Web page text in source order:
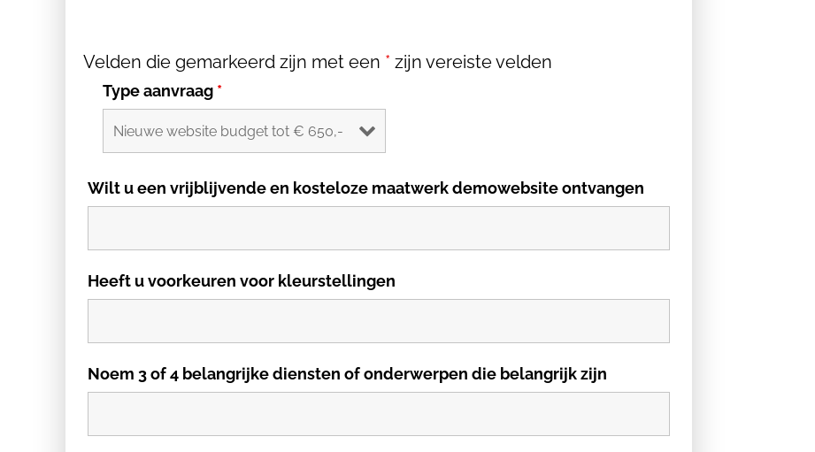
Velden die gemarkeerd zijn met een * zijn vereiste velden
Type aanvraag *
Wilt u een vrijblijvende en kosteloze maatwerk demowebsite ontvangen
Heeft u voorkeuren voor kleurstellingen
Noem 3 of 4 belangrijke diensten of onderwerpen die belangrijk zijn